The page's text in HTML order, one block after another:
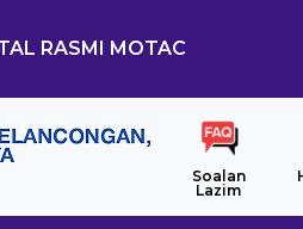
RASMI MOTAC
Soalan
Lazim